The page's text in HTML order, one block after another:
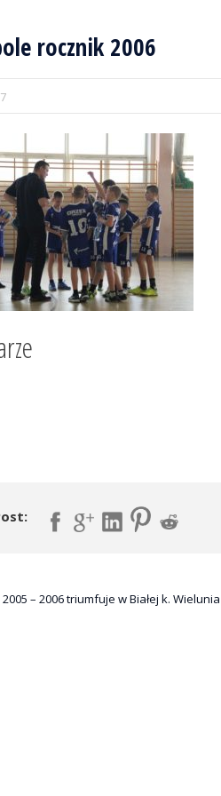
rocznik 2006
– 2006 triumfuje w Białej k. Wielunia